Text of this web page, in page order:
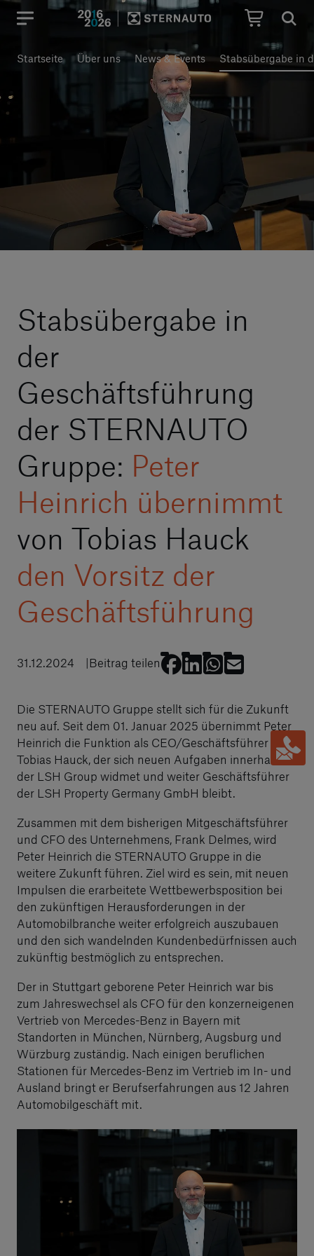
Hauptregion der Seite
Startseite Über uns News & Events Stabsübergabe in
Stabsübergabe in
der
Geschäftsführung
der STERNAUTO
Gruppe: Peter
Heinrich übernimmt
von Tobias Hauck
den Vorsitz der
Geschäftsführung
31.12.2024 Beitrag teilen
Die STERNAUTO Gruppe stellt sich für die Zukunft
neu auf. Seit dem 01. Januar 2025 übernimmt Peter
Heinrich die Funktion als CEO/Geschäftsführer von
Tobias Hauck, der sich neuen Aufgaben innerhalb
der LSH Group widmet und weiter Geschäftsführer
der LSH Property Germany GmbH bleibt.
Zusammen mit dem bisherigen Mitgeschäftsführer
und CFO des Unternehmens, Frank Delmes, wird
Peter Heinrich die STERNAUTO Gruppe in die
weitere Zukunft führen. Ziel wird es sein, mit neuen
Impulsen die erarbeitete Wettbewerbsposition bei
den zukünftigen Herausforderungen in der
Automobilbranche weiter erfolgreich auszubauen
und den sich wandelnden Kundenbedürfnissen auch
zukünftig bestmöglich zu entsprechen.
Der in Stuttgart geborene Peter Heinrich war bis
zum Jahreswechsel als CFO für den konzerneigenen
Vertrieb von Mercedes-Benz in Bayern mit
Standorten in München, Nürnberg, Augsburg und
Würzburg zuständig. Nach einigen beruflichen
Stationen für Mercedes-Benz im Vertrieb im In- und
Ausland bringt er Berufserfahrungen aus 12 Jahren
Automobilgeschäft mit.